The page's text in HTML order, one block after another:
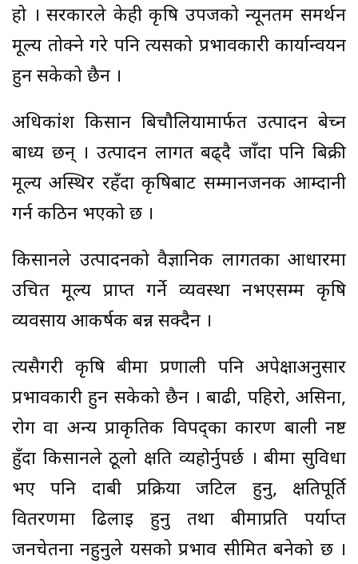
हो । सरकारले केही कृषि उपजको न्यूनतम समर्थन
मूल्य तोक्ने गरे पनि त्यसको प्रभावकारी कार्यान्वयन
हुन सकेको छैन ।
अधिकांश किसान बिचौलियामार्फत उत्पादन बेच्न
बाध्य छन् । उत्पादन लागत बढ्दै जाँदा पनि बिक्री
मूल्य अस्थिर रहँदा कृषिबाट सम्मानजनक आम्दानी
गर्न कठिन भएको छ ।
किसानले उत्पादनको वैज्ञानिक लागतका आधारमा
उचित मूल्य प्राप्त गर्ने व्यवस्था नभएसम्म कृषि
व्यवसाय आकर्षक बन्न सक्दैन ।
त्यसैगरी कृषि बीमा प्रणाली पनि अपेक्षाअनुसार
प्रभावकारी हुन सकेको छैन । बाढी, पहिरो, असिना,
रोग वा अन्य प्राकृतिक विपद्का कारण बाली नष्ट
हुँदा किसानले ठूलो क्षति व्यहोर्नुपर्छ । बीमा सुविधा
भए पनि दाबी प्रक्रिया जटिल हुनु, क्षतिपूर्ति
वितरणमा ढिलाइ हुनु तथा बीमाप्रति पर्याप्त
जनचेतना नहुनुले यसको प्रभाव सीमित बनेको छ ।